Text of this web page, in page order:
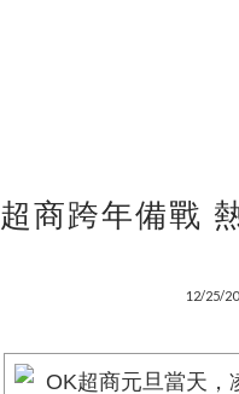
超商跨年備戰
12/25/